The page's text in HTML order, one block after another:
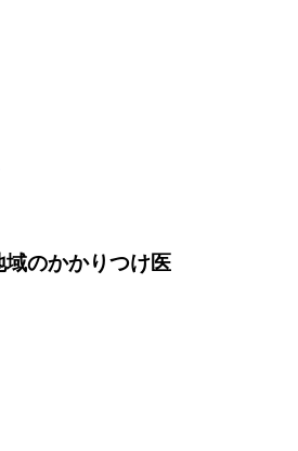
のかかりつけ医